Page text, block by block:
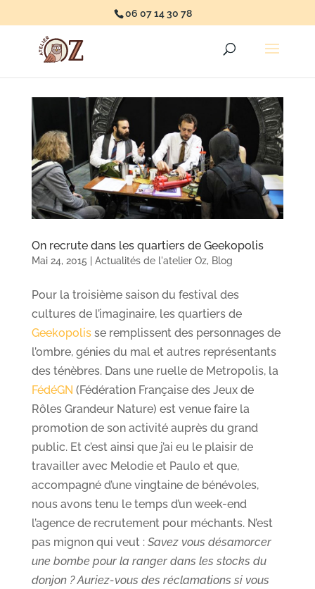
06 07 14 30 78
On recrute dans les quartiers de Geekopolis
Mai 24, 2015 Actualités de l'atelier Oz, Blog
Pour la troisième saison du festival des
cultures de l’imaginaire, les quartiers de
Geekopolisse remplissent des personnages de
l’ombre, génies du mal et autres représentants
des ténèbres. Dans une ruelle de Metropolis, la
FédéGN (Fédération Française des Jeux de
Rôles Grandeur Nature) est venue faire la
promotion de son activité auprès du grand
public. Et c’est ainsi que j’ai eu le plaisir de
travailler avec Melodie et Paulo et que,
accompagné d’une vingtaine de bénévoles,
nous avons tenu le temps d’un week-end
l’agence de recrutement pour méchants. N’est
pas mignon qui veut : Savez vous désamorcer
une bombe pour la ranger dans les stocks du
donjon ? Auriez-vous des réclamations si vous